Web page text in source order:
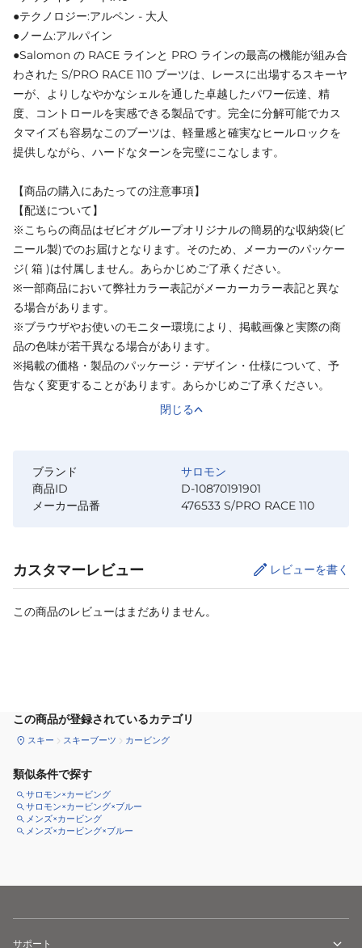
●テクノロジー:アルペン - 大人
●ノーム:アルパイン
●Salomon の RACE ラインと PRO ラインの最高の機能が組み合
わされた S/PRO RACE 110 ブーツは、レースに出場するスキーヤ
ーが、よりしなやかなシェルを通した卓越したパワー伝達、精
度、コントロールを実感できる製品です。完全に分解可能でカス
タマイズも容易なこのブーツは、軽量感と確実なヒールロックを
提供しながら、ハードなターンを完璧にこなします。
【商品の購入にあたっての注意事項】
【配送について】
※こちらの商品はゼビオグループオリジナルの簡易的な収納袋(ビ
ニール製)でのお届けとなります。そのため、メーカーのパッケー
ジ( 箱 )は付属しません。あらかじめご了承ください。
※一部商品において弊社カラー表記がメーカーカラー表記と異な
る場合があります。
※ブラウザやお使いのモニター環境により、掲載画像と実際の商
品の色味が若干異なる場合があります。
※掲載の価格・製品のパッケージ・デザイン・仕様について、予
告なく変更することがあります。あらかじめご了承ください。
閉じる
ブランド
サロモン
商品ID
D-10870191901
メーカー品番
476533 S/PRO RACE 110
カスタマーレビュー レビューを書く
この商品のレビューはまだありません。
この商品が登録されているカテゴリ
スキー スキーブーツ カービング
類似条件で探す
サロモン×カービング
サロモン×カービング×ブルー
メンズ×カービング
メンズ×カービング×ブルー
サポート